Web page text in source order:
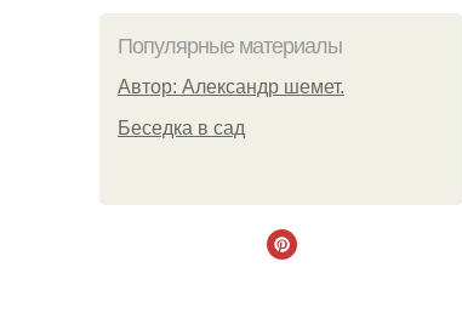
Популярные материалы
Автор: Александр шемет.
Беседка в сад